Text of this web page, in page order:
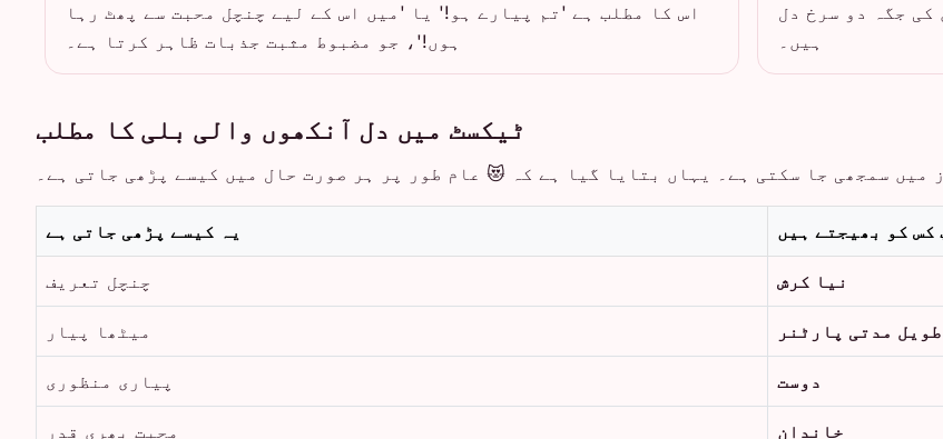
کی جگہ دو سرخ دل
ہیں۔
اس کا مطلب ہے 'تم پیارے ہو!' یا 'میں اس کے لیے چنچل محبت سے پھٹ رہا
ہوں!'، جو مضبوط مثبت جذبات ظاہر کرتا ہے۔
ٹیکسٹ میں دل آنکھوں والی بلی کا مطلب
سمجھی جا سکتی ہے۔ یہاں بتایا گیا ہے کہ 😻 عام طور پر ہر صورت حال میں کیسے پڑھی جاتی ہے۔
کس کو بھیجتے ہیں یہ کیسے پڑھی جاتی ہے
نیا کرش چنچل تعریف
طویل مدتی پارٹنر میٹھا پیار
دوست پیاری منظوری
خاندان محبت بھری قدر